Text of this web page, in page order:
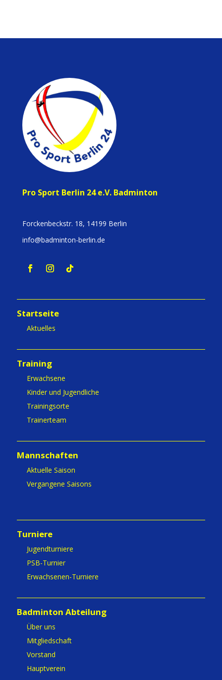
Pro Sport Berlin 24 e.V. Badminton
Forckenbeckstr. 18, 14199 Berlin
info@badminton-berlin.de
Startseite
Aktuelles
Training
Erwachsene
Kinder und Jugendliche
Trainingsorte
Trainerteam
Mannschaften
Aktuelle Saison
Vergangene Saisons
Turniere
Jugendturniere
PSB-Turnier
Erwachsenen-Turniere
Badminton Abteilung
Über uns
Mitgliedschaft
Vorstand
Hauptverein